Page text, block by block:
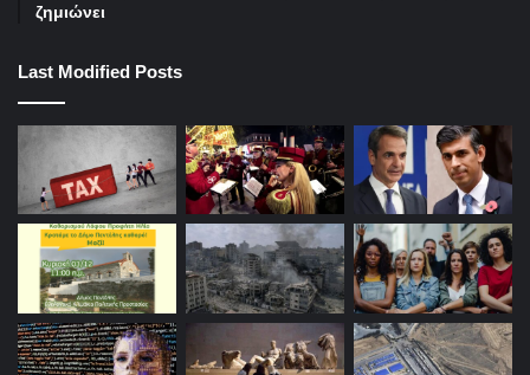
ζημιώνει
Last Modified Posts